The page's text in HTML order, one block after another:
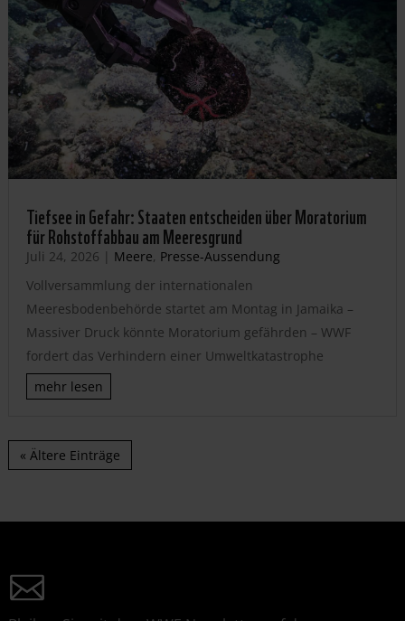
Tiefsee in Gefahr: Staaten entscheiden über Moratorium
für Rohstoffabbau am Meeresgrund
Juli 24, 2026 | Meere, Presse-Aussendung
Vollversammlung der internationalen
Meeresbodenbehörde startet am Montag in Jamaika –
Massiver Druck könnte Moratorium gefährden – WWF
fordert das Verhindern einer Umweltkatastrophe
mehr lesen
« Ältere Einträge